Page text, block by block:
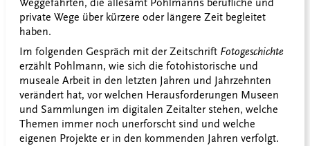
Weggefährten, die allesamt Pohlmanns berufliche und
private Wege über kürzere oder längere Zeit begleitet
haben.
Im folgenden Gespräch mit der Zeitschrift Fotogeschichte
erzählt Pohlmann, wie sich die fotohistorische und
museale Arbeit in den letzten Jahren und Jahrzehnten
verändert hat, vor welchen Herausforderungen Museen
und Sammlungen im digitalen Zeitalter stehen, welche
Themen immer noch unerforscht sind und welche
eigenen Projekte er in den kommenden Jahren verfolgt.